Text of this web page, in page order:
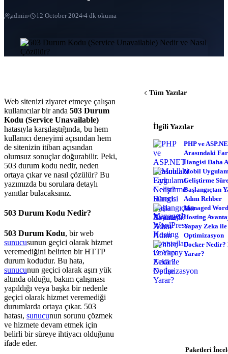
admin 12 October 2024 4 dk okuma
Web sitenizi ziyaret etmeye çalışan
kullanıcılar bir anda 503 Durum
Kodu (Service Unavailable)
hatasıyla karşılaştığında, bu hem
kullanıcı deneyimi açısından hem
de sitenizin itibarı açısından
olumsuz sonuçlar doğurabilir. Peki,
503 durum kodu nedir, neden
ortaya çıkar ve nasıl çözülür? Bu
yazımızda bu sorulara detaylı
yanıtlar bulacaksınız.
503 Durum Kodu Nedir?
503 Durum Kodu, bir web
sunucusunun geçici olarak hizmet
veremediğini belirten bir HTTP
durum kodudur. Bu hata,
sunucunun geçici olarak aşırı yük
altında olduğu, bakım çalışması
yapıldığı veya başka bir nedenle
geçici olarak hizmet veremediği
durumlarda ortaya çıkar. 503
hatası, sunucunun sorunu çözmek
ve hizmete devam etmek için
belirli bir süreye ihtiyacı olduğunu
ifade eder.
Tüm Yazılar
İlgili Yazılar
PHP ve
Arasındaki
Hangisi Daha
Mobil
Geliştirme
Başlangıçtan
Adım Rehber
Managed
Hosting
Yapay Zeka ile
Optimizasyon
Docker Nedir?
Yarar?
Paketleri